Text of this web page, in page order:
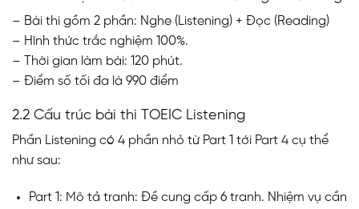
– Bài thi gồm 2 phần: Nghe (Listening) + Đọc (Reading)
– Hình thức trắc nghiệm 100%.
– Thời gian làm bài: 120 phút.
– Điểm số tối đa là 990 điểm
2.2 Cấu trúc bài thi TOEIC Listening
Phần Listening có 4 phần nhỏ từ Part 1 tới Part 4 cụ thể
như sau:
Part 1: Mô tả tranh: Đề cung cấp 6 tranh. Nhiệm vụ cần